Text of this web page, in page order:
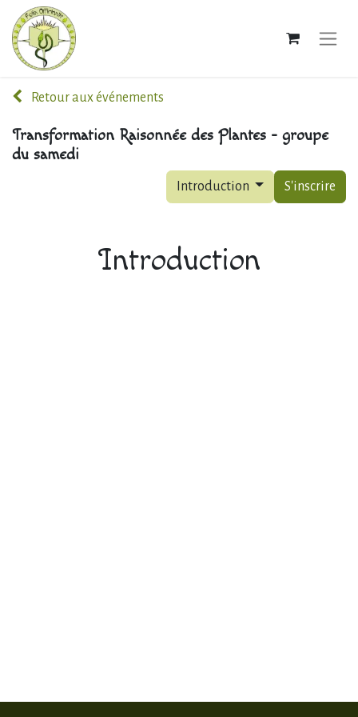
Retour aux événements
Transformation Raisonnée des Plantes - groupe
du samedi
Introduction S'inscrire
Introduction